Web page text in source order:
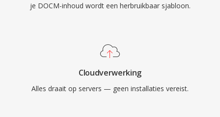
je DOCM-inhoud wordt een herbruikbaar sjabloon.
Cloudverwerking
Alles draait op servers — geen installaties vereist.